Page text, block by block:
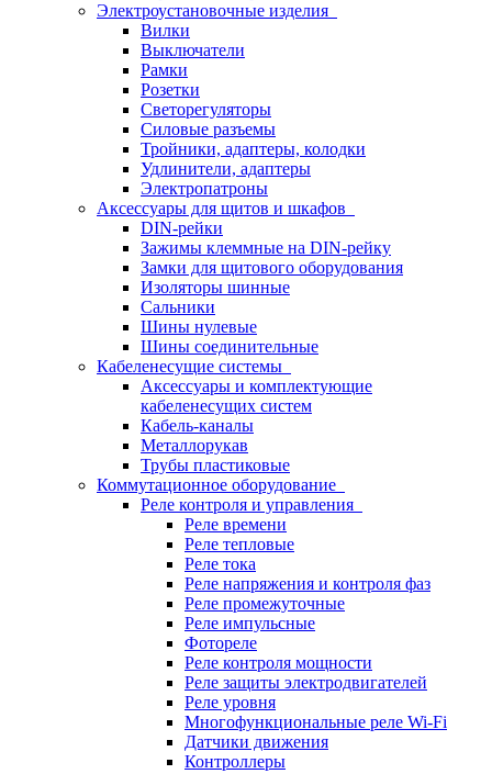
Электроустановочные изделия
Вилки
Выключатели
Рамки
Розетки
Светорегуляторы
Силовые разъемы
Тройники, адаптеры, колодки
Удлинители, адаптеры
Электропатроны
Аксессуары для щитов и шкафов
DIN-рейки
Зажимы клеммные на DIN-рейку
Замки для щитового оборудования
Изоляторы шинные
Сальники
Шины нулевые
Шины соединительные
Кабеленесущие системы
Аксессуары и комплектующие
кабеленесущих систем
Кабель-каналы
Металлорукав
Трубы пластиковые
Коммутационное оборудование
Реле контроля и управления
Реле времени
Реле тепловые
Реле тока
Реле напряжения и контроля фаз
Реле промежуточные
Реле импульсные
Фотореле
Реле контроля мощности
Реле защиты электродвигателей
Реле уровня
Многофункциональные реле Wi-Fi
Датчики движения
Контроллеры